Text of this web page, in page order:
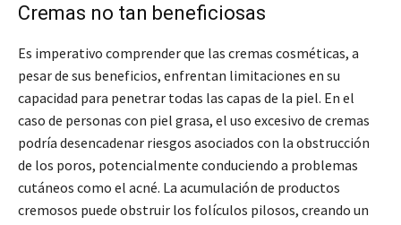
Cremas no tan beneficiosas
Es imperativo comprender que las cremas cosméticas, a
pesar de sus beneficios, enfrentan limitaciones en su
capacidad para penetrar todas las capas de la piel. En el
caso de personas con piel grasa, el uso excesivo de cremas
podría desencadenar riesgos asociados con la obstrucción
de los poros, potencialmente conduciendo a problemas
cutáneos como el acné. La acumulación de productos
cremosos puede obstruir los folículos pilosos, creando un